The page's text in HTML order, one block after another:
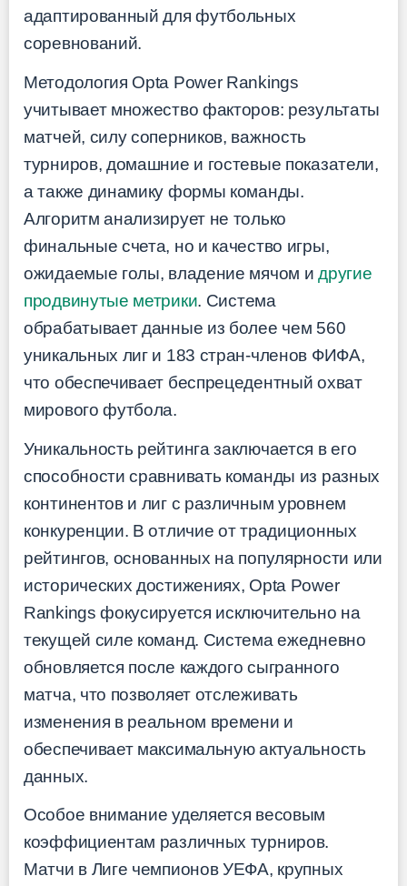
адаптированный для футбольных
соревнований.
Методология Opta Power Rankings
учитывает множество факторов: результаты
матчей, силу соперников, важность
турниров, домашние и гостевые показатели,
а также динамику формы команды.
Алгоритм анализирует не только
финальные счета, но и качество игры,
ожидаемые голы, владение мячом идругие
продвинутые метрики. Система
обрабатывает данные из более чем 560
уникальных лиг и 183 стран-членов ФИФА,
что обеспечивает беспрецедентный охват
мирового футбола.
Уникальность рейтинга заключается в его
способности сравнивать команды из разных
континентов и лиг с различным уровнем
конкуренции. В отличие от традиционных
рейтингов, основанных на популярности или
исторических достижениях, Opta Power
Rankings фокусируется исключительно на
текущей силе команд. Система ежедневно
обновляется после каждого сыгранного
матча, что позволяет отслеживать
изменения в реальном времени и
обеспечивает максимальную актуальность
данных.
Особое внимание уделяется весовым
коэффициентам различных турниров.
Матчи в Лиге чемпионов УЕФА, крупных